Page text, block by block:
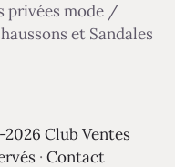
privées mode /
et Sandales
Club Ventes
· Contact